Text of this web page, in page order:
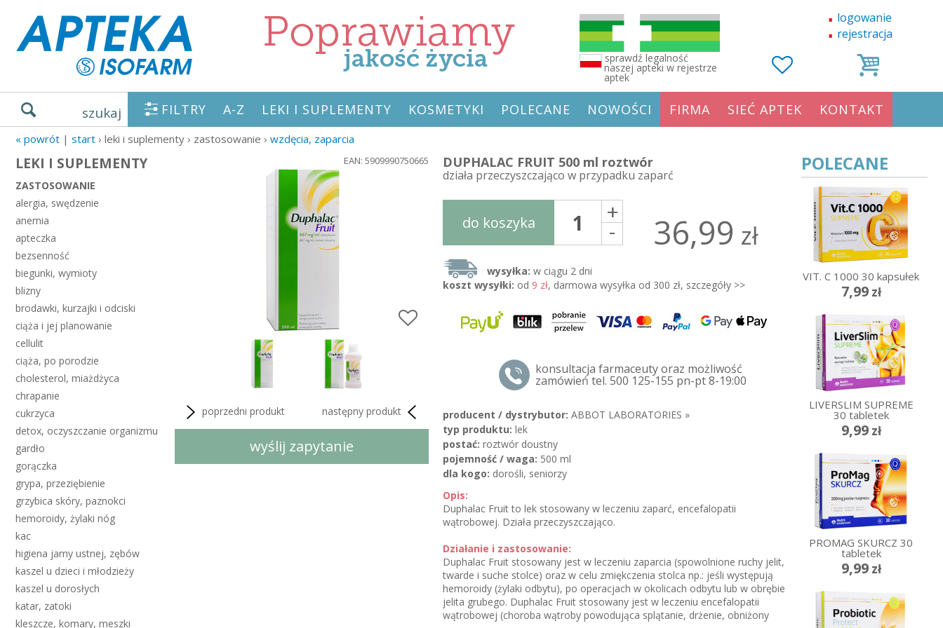
sprawdź legalność
naszej apteki w rejestrze
aptek
logowanie
rejestracja
szukaj FILTRY A-Z LEKI I SUPLEMENTY KOSMETYKI POLECANE NOWOŚCI FIRMA SIEĆ APTEK KONTAKT
« powrót | start › leki i suplementy › zastosowanie › wzdęcia, zaparcia
LEKI I SUPLEMENTY
ZASTOSOWANIE
alergia, swędzenie
anemia
apteczka
bezsenność
biegunki, wymioty
blizny
brodawki, kurzajki i odciski
ciąża i jej planowanie
cellulit
ciąża, po porodzie
cholesterol, miażdżyca
chrapanie
cukrzyca
detox, oczyszczanie organizmu
gardło
gorączka
grypa, przeziębienie
grzybica skóry, paznokci
hemoroidy, żylaki nóg
kac
higiena jamy ustnej, zębów
kaszel u dzieci i młodzieży
kaszel u dorosłych
katar, zatoki
kleszcze, komary, meszki
EAN: 5909990750665
poprzedni produkt następny produkt
wyślij zapytanie
DUPHALAC FRUIT 500 ml roztwór
działa przeczyszczająco w przypadku zaparć
do koszyka +
- 36,99 zł
wysyłka: w ciągu 2 dni
koszt wysyłki: od 9 zł, darmowa wysyłka od 300 zł, szczegóły >>
konsultacja farmaceuty oraz możliwość
zamówień tel. 500 125-155 pn-pt 8-19:00
producent / dystrybutor: ABBOT LABORATORIES »
typ produktu: lek
postać: roztwór doustny
pojemność / waga: 500 ml
dla kogo: dorośli, seniorzy
Opis:
Duphalac Fruit to lek stosowany w leczeniu zaparć, encefalopatii
wątrobowej. Działa przeczyszczająco.
Działanie i zastosowanie:
Duphalac Fruit stosowany jest w leczeniu zaparcia (spowolnione ruchy jelit,
twarde i suche stolce) oraz w celu zmiękczenia stolca np.: jeśli występują
hemoroidy (żylaki odbytu), po operacjach w okolicach odbytu lub w obrębie
jelita grubego. Duphalac Fruit stosowany jest w leczeniu encefalopatii
wątrobowej (choroba wątroby powodująca splątanie, drżenie, obniżony
POLECANE
VIT. C 1000 30 kapsułek
7,99zł
LIVERSLIM SUPREME
30 tabletek
9,99zł
PROMAG SKURCZ 30
tabletek
9,99zł